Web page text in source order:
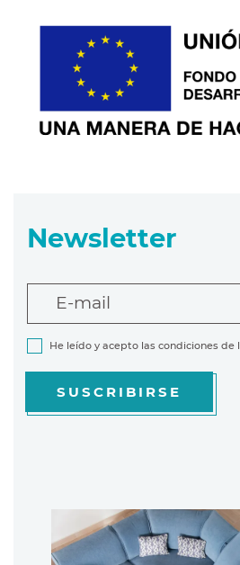
Newsletter
E-mail
He leído y acepto las condiciones de
SUSCRIBIRSE